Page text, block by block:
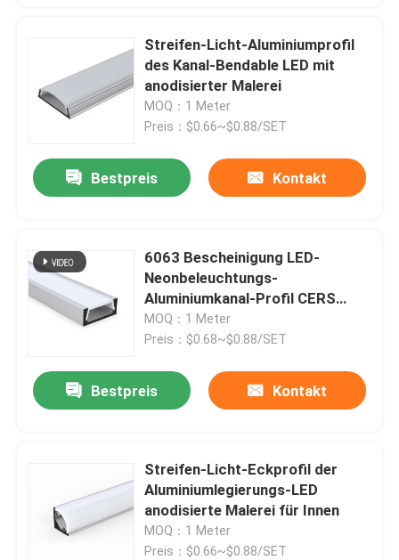
Streifen-Licht-Aluminiumprofil
des Kanal-Bendable LED mit
anodisierter Malerei
MOQ：1 Meter
Preis：$0.66~$0.88/SET
Bestpreis Kontakt
6063 Bescheinigung LED-
Neonbeleuchtungs-
Aluminiumkanal-Profil CERS
ROHS
MOQ：1 Meter
Preis：$0.68~$0.88/SET
Bestpreis Kontakt
Streifen-Licht-Eckprofil der
Aluminiumlegierungs-LED
anodisierte Malerei für Innen
MOQ：1 Meter
Preis：$0.66~$0.88/SET